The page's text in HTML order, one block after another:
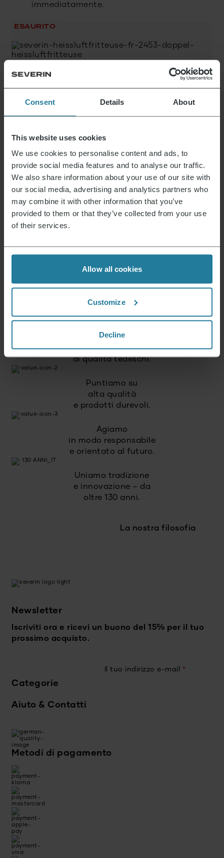
Consent Details About
This website uses cookies
We use cookies to personalise content and ads, to
provide social media features and to analyse our traffic.
We also share information about your use of our site with
our social media, advertising and analytics partners who
may combine it with other information that you’ve
provided to them or that they’ve collected from your use
of their services.
Allow all cookies
Customize
Decline
immediatamente.
ESAURITO
Friggitrice ad aria calda con due cestelli,
ESAURITO
Friggitrice ad aria calda 109,90€
Questo è ciò che rappresentiamo.
Premium per tutti.
ma uno stile di
vita accessibile a tutti.
Combiniamo tecnologia
intuitiva con gli standard
di qualità tedeschi.
Puntiamo su
alta qualità
e prodotti durevoli.
Agiamo
in modo responsabile
e orientato al futuro.
Uniamo tradizione
e innovazione – da
oltre 130 anni.
La nostra filosofia
Newsletter
Iscriviti ora e ricevi un buono del 15% per il tuo
prossimo acquisto.
Il tuo indirizzo e-mail *
Categorie
Aiuto & Contatti
Metodi di pagamento